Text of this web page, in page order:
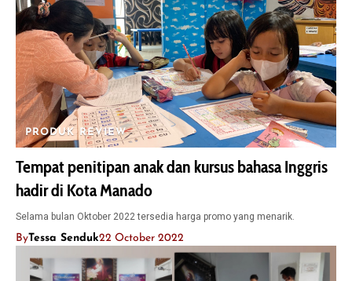
PRODUK REVIEW
Tempat penitipan anak dan kursus bahasa Inggris
hadir di Kota Manado
Selama bulan Oktober 2022 tersedia harga promo yang menarik.
ByTessa Senduk22 October 2022